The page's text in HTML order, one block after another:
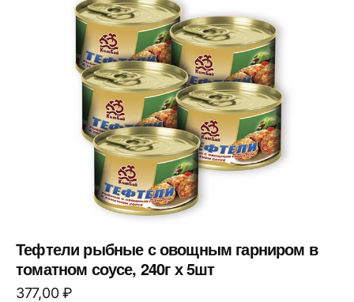
Тефтели рыбные с овощным гарниром в
томатном соусе, 240г х 5шт
377,00₽